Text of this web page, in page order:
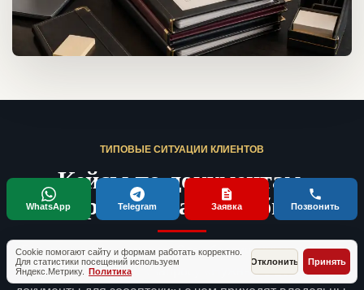
ТИПОВЫЕ СИТУАЦИИ КЛИЕНТОВ
Кейсы по документам,
проверкам и запуску бизнеса
Без имен и fake-отзывов. Это обезличенные рабочие
ситуации, близкие к запросу «Нужные в 2026 году
Cookie помогают сайту и формам работать корректно.
Для статистики посещений используем
Яндекс.Метрику. Политика
Отклонить Принять
WhatsApp Telegram Заявка Позвонить